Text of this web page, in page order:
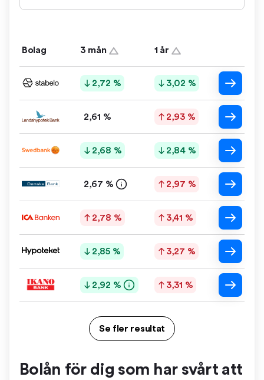
Bolag 3 mån 1 år
2,72 % 3,02 %
2,61 % 2,93 %
2,68 % 2,84 %
2,67 % 2,97 %
2,78 % 3,41 %
2,85 % 3,27 %
2,92 % 3,31 %
Se fler resultat
Bolån för dig som har svårt att